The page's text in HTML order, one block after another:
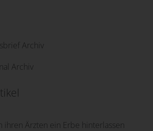
Archiv
Archiv
ihren Ärzten ein Erbe hinterlassen